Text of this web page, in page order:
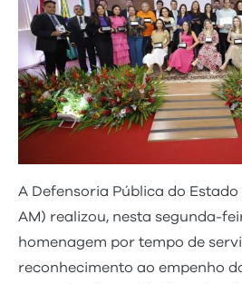
A Defensoria Pública do
AM) realizou, nesta segunda-
homenagem por tempo de
reconhecimento ao empenho